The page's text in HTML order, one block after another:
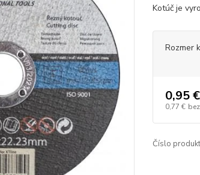
Kotúč je
Rozmer
0,95 €
0,77 €
Číslo